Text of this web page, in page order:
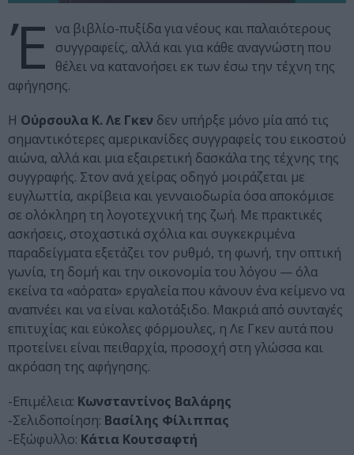
Έ να βιβλίο-πυξίδα για νέους και παλαιότερους
συγγραφείς, αλλά και για κάθε αναγνώστη που
θέλει να κατανοήσει εκ των έσω την τέχνη της
αφήγησης.
Η Ούρσουλα Κ. Λε Γκεν δεν υπήρξε μόνο μία από τις
σημαντικότερες αμερικανίδες συγγραφείς του εικοστού
αιώνα, αλλά και μια εξαιρετική δασκάλα της τέχνης της
συγγραφής. Στον ανά χείρας οδηγό μοιράζεται με
ευγλωττία, ακρίβεια και γενναιοδωρία όσα αποκόμισε
σε ολόκληρη τη λογοτεχνική της ζωή. Με πρακτικές
ασκήσεις, στοχαστικά σχόλια και συγκεκριμένα
παραδείγματα εξετάζει τον ρυθμό, τη φωνή, την οπτική
γωνία, τη δομή και την οικονομία του λόγου — όλα
εκείνα τα «αόρατα» εργαλεία που κάνουν ένα κείμενο να
αναπνέει και να είναι καλοτάξιδο. Μακριά από συνταγές
επιτυχίας και εύκολες φόρμουλες, η Λε Γκεν αυτά που
προτείνει είναι πειθαρχία, προσοχή στη γλώσσα και
ακρόαση της αφήγησης.
-Επιμέλεια: Κωνσταντίνος Βαλάρης
-Σελιδοποίηση: Βασίλης Φίλιππας
-Eξώφυλλο: Kάτια Κουτσαφτή